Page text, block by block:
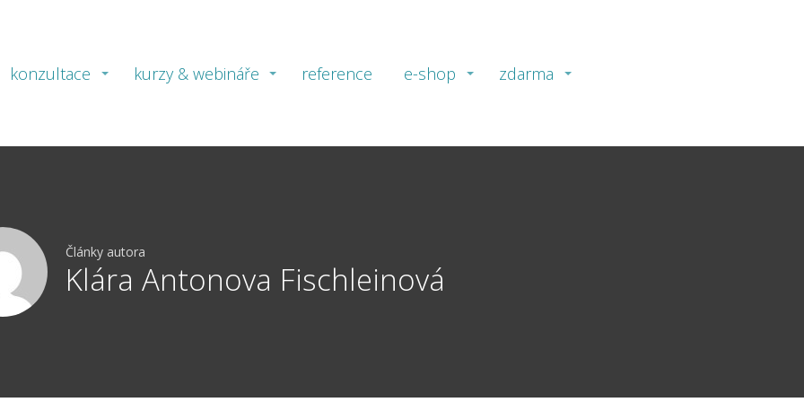
konzultace kurzy & webináře reference e-shop zdarma
Články autora
Klára Antonova Fischleinová